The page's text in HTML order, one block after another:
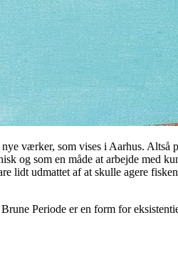
værker, som vises i Aarhus. Altså
og som en måde at arbejde med
lidt udmattet af at skulle agere
Periode er en form for